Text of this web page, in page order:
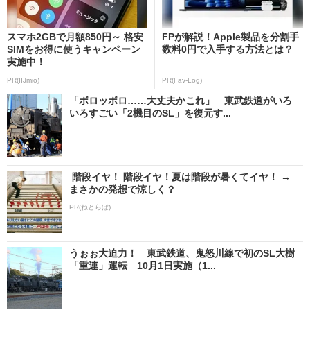
スマホ2GBで月額850円～ 格安
SIMをお得に使うキャンペーン
実施中！
PR(IIJmio)
FPが解説！Apple製品を分割手
数料0円で入手する方法とは？
PR(Fav-Log)
「ボロッボロ……大丈夫かこれ」 東武鉄道がいろ
いろすごい「2機目のSL」を復元す...
階段イヤ！ 階段イヤ！夏は階段が暑くてイヤ！ →
まさかの発想で涼しく？
PR(ねとらぼ)
うぉぉ大迫力！ 東武鉄道、鬼怒川線で初のSL大樹
「重連」運転 10月1日実施（1...